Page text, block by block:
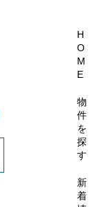
H
O
M
E
物
件
を
探
す
新
着